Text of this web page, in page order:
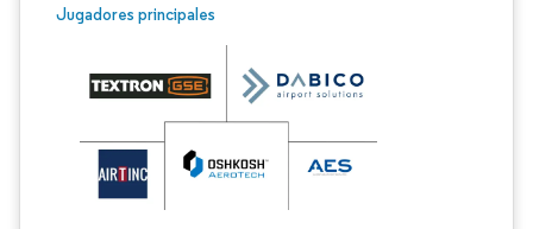
Jugadores principales
Imagen © Mordor Intelligence. El uso requiere atribución según CC BY 4.0.